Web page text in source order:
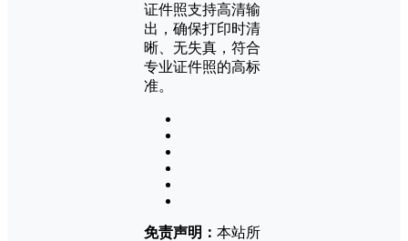
证件照支持高清输
出，确保打印时清
晰、无失真，符合
专业证件照的高标
准。
免责声明： 本站所